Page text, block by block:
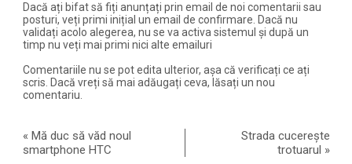
Dacă ați bifat să fiți anunțați prin email de noi comentarii sau
posturi, veți primi inițial un email de confirmare. Dacă nu
validați acolo alegerea, nu se va activa sistemul și după un
timp nu veți mai primi nici alte emailuri
Comentariile nu se pot edita ulterior, așa că verificați ce ați
scris. Dacă vreți să mai adăugați ceva, lăsați un nou
comentariu.
«Mă duc să văd noul
smartphone HTC
Strada cucerește
trotuarul »